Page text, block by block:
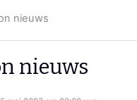
nieuws
nieuws